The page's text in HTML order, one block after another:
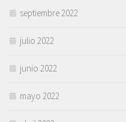
septiembre 2022
julio 2022
junio 2022
mayo 2022